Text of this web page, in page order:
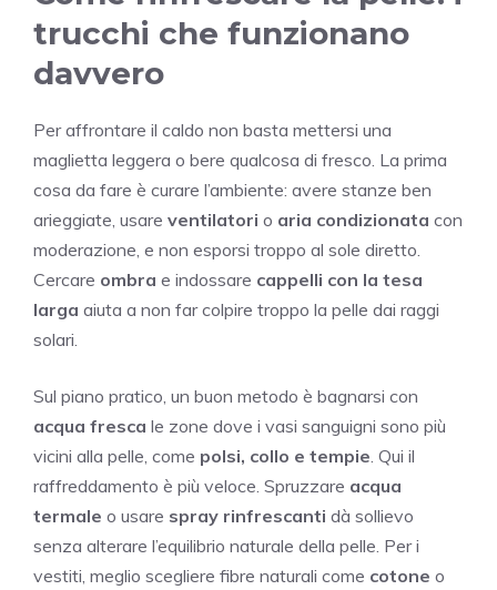
trucchi che funzionano
davvero
Per affrontare il caldo non basta mettersi una
maglietta leggera o bere qualcosa di fresco. La prima
cosa da fare è curare l’ambiente: avere stanze ben
arieggiate, usare ventilatori o aria condizionata con
moderazione, e non esporsi troppo al sole diretto.
Cercare ombra e indossare cappelli con la tesa
larga aiuta a non far colpire troppo la pelle dai raggi
solari.
Sul piano pratico, un buon metodo è bagnarsi con
acqua fresca le zone dove i vasi sanguigni sono più
vicini alla pelle, come polsi, collo e tempie . Qui il
raffreddamento è più veloce. Spruzzare acqua
termale o usare spray rinfrescanti dà sollievo
senza alterare l’equilibrio naturale della pelle. Per i
vestiti, meglio scegliere fibre naturali come cotone o